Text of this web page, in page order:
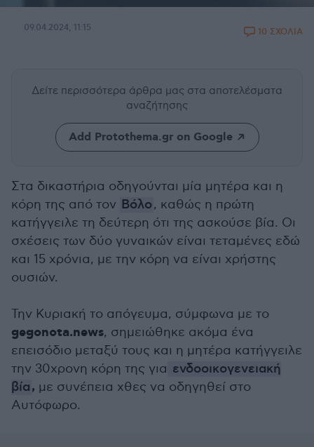
09.04.2024, 11:15 10 ΣΧΟΛΙΑ
Δείτε περισσότερα άρθρα μας στα αποτελέσματα
αναζήτησης
Add Protothema.gr on Google
Στα δικαστήρια οδηγούνται μία μητέρα και η
κόρη της από τον Βόλο, καθώς η πρώτη
κατήγγειλε τη δεύτερη ότι της ασκούσε βία. Οι
σχέσεις των δύο γυναικών είναι τεταμένες εδώ
και 15 χρόνια, με την κόρη να είναι χρήστης
ουσιών.
Την Κυριακή το απόγευμα, σύμφωνα με το
gegonota.news, σημειώθηκε ακόμα ένα
επεισόδιο μεταξύ τους και η μητέρα κατήγγειλε
την 30χρονη κόρη της για ενδοοικογενειακή
βία, με συνέπεια χθες να οδηγηθεί στο
Αυτόφωρο.